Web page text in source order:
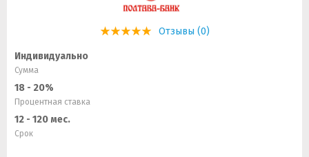
Отзывы (0)
Индивидуально
Сумма
18 - 20%
Процентная ставка
12 - 120 мес.
Срок